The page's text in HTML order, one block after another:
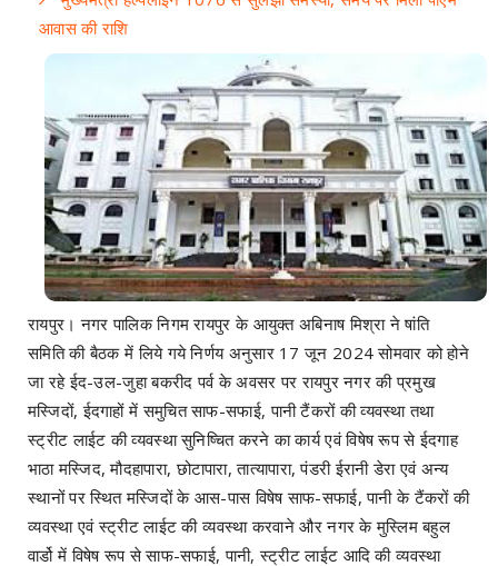
आवास की राशि
रायपुर। नगर पालिक निगम रायपुर के आयुक्त अबिनाष मिश्रा ने षांति
समिति की बैठक में लिये गये निर्णय अनुसार 17 जून 2024 सोमवार को होने
जा रहे ईद-उल-जुहा बकरीद पर्व के अवसर पर रायपुर नगर की प्रमुख
मस्जिदों, ईदगाहों में समुचित साफ-सफाई, पानी टैंकरों की व्यवस्था तथा
स्ट्रीट लाईट की व्यवस्था सुनिष्चित करने का कार्य एवं विषेष रूप से ईदगाह
भाठा मस्जिद, मौदहापारा, छोटापारा, तात्यापारा, पंडरी ईरानी डेरा एवं अन्य
स्थानों पर स्थित मस्जिदों के आस-पास विषेष साफ-सफाई, पानी के टैंकरों की
व्यवस्था एवं स्ट्रीट लाईट की व्यवस्था करवाने और नगर के मुस्लिम बहुल
वार्डो में विषेष रूप से साफ-सफाई, पानी, स्ट्रीट लाईट आदि की व्यवस्था